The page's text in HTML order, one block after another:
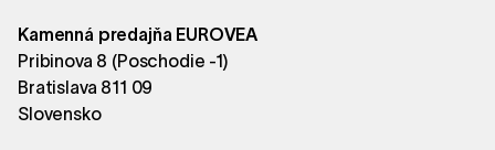
Kamenná predajňa EUROVEA
Pribinova 8 (Poschodie -1)
Bratislava 811 09
Slovensko